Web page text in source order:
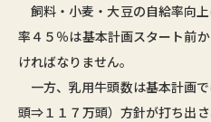
飼料・小麦・大豆の自給率向
率４５％は基本計画スタート前
ければなりません。
一方、乳用牛頭数は基本計画
頭⇒１１７万頭）方針が打ち出